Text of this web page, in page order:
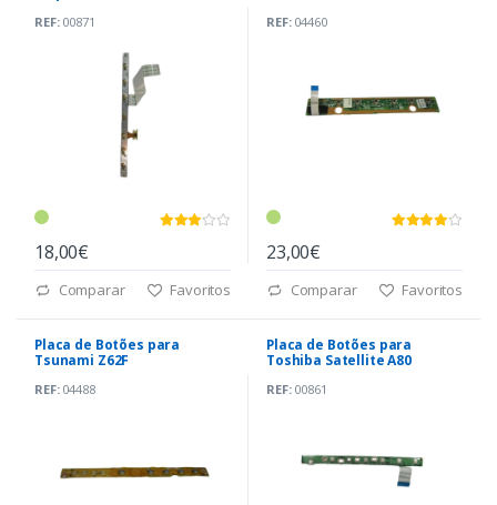
REF:00871
18,00€
Comparar Favoritos
REF:04460
23,00€
Comparar Favoritos
Placa de Botões para
Tsunami Z62F
REF:04488
Placa de Botões para
Toshiba Satellite A80
REF:00861